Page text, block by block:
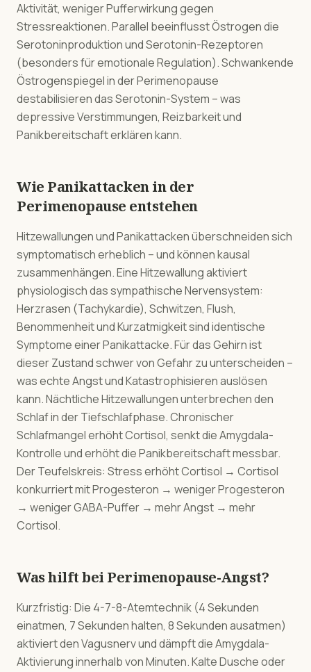
Aktivität, weniger Pufferwirkung gegen
Stressreaktionen. Parallel beeinflusst Östrogen die
Serotoninproduktion und Serotonin-Rezeptoren
(besonders für emotionale Regulation). Schwankende
Östrogenspiegel in der Perimenopause
destabilisieren das Serotonin-System – was
depressive Verstimmungen, Reizbarkeit und
Panikbereitschaft erklären kann.
Wie Panikattacken in der
Perimenopause entstehen
Hitzewallungen und Panikattacken überschneiden sich
symptomatisch erheblich – und können kausal
zusammenhängen. Eine Hitzewallung aktiviert
physiologisch das sympathische Nervensystem:
Herzrasen (Tachykardie), Schwitzen, Flush,
Benommenheit und Kurzatmigkeit sind identische
Symptome einer Panikattacke. Für das Gehirn ist
dieser Zustand schwer von Gefahr zu unterscheiden –
was echte Angst und Katastrophisieren auslösen
kann. Nächtliche Hitzewallungen unterbrechen den
Schlaf in der Tiefschlafphase. Chronischer
Schlafmangel erhöht Cortisol, senkt die Amygdala-
Kontrolle und erhöht die Panikbereitschaft messbar.
Der Teufelskreis: Stress erhöht Cortisol → Cortisol
konkurriert mit Progesteron → weniger Progesteron
→ weniger GABA-Puffer → mehr Angst → mehr
Cortisol.
Was hilft bei Perimenopause-Angst?
Kurzfristig: Die 4-7-8-Atemtechnik (4 Sekunden
einatmen, 7 Sekunden halten, 8 Sekunden ausatmen)
aktiviert den Vagusnerv und dämpft die Amygdala-
Aktivierung innerhalb von Minuten. Kalte Dusche oder